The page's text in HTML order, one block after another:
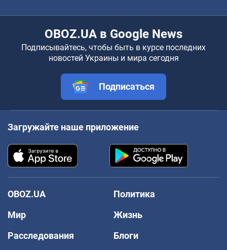
OBOZ.UA в Google News
Подписывайтесь, чтобы быть в курсе последних
новостей Украины и мира сегодня
Подписаться
Загружайте наше приложение
OBOZ.UA
Политика
Мир
Жизнь
Расследования
Блоги